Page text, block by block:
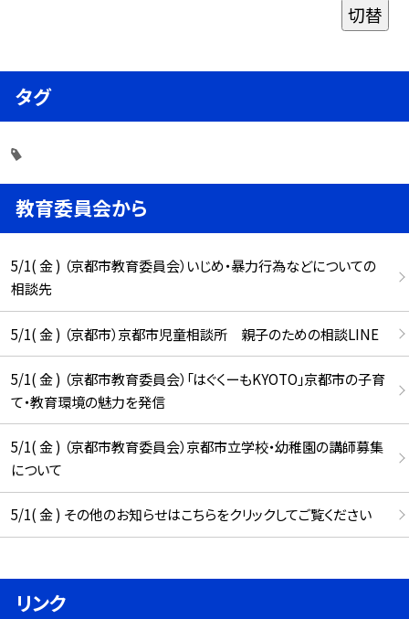
切替
タグ
教育委員会から
5/1( 金 ) （京都市教育委員会）いじめ・暴力行為などについての
相談先
5/1( 金 ) （京都市）京都市児童相談所 親子のための相談LINE
5/1( 金 ) （京都市教育委員会）「はぐくーもKYOTO」京都市の子育
て・教育環境の魅力を発信
5/1( 金 ) （京都市教育委員会）京都市立学校・幼稚園の講師募集
について
5/1( 金 ) その他のお知らせはこちらをクリックしてご覧ください
リンク